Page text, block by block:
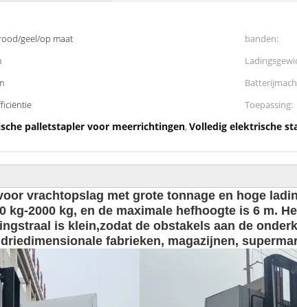
geel/op maat banden:
Toepassing:
palletstapler voor meerrichtingen, Volledig elektrische
vrachtopslag met grote tonnage en hoge
kg-2000 kg, en de maximale hefhoogte is 6 m.
is klein,zodat de obstakels aan de
fabrieken, magazijnen,